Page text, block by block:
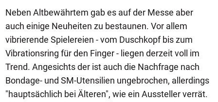
Neben Altbewährtem gab es auf der Messe aber
auch einige Neuheiten zu bestaunen. Vor allem
vibrierende Spielereien - vom Duschkopf bis zum
Vibrationsring für den Finger - liegen derzeit voll im
Trend. Angesichts der ist auch die Nachfrage nach
Bondage- und SM-Utensilien ungebrochen, allerdings
"hauptsächlich bei Älteren", wie ein Aussteller verrät.